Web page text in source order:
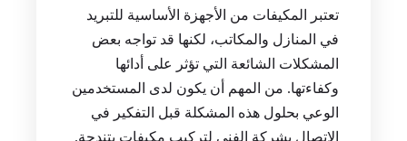
تعتبر المكيفات من الأجهزة الأساسية للتبريد
في المنازل والمكاتب، لكنها قد تواجه بعض
المشكلات الشائعة التي تؤثر على أدائها
وكفاءتها. من المهم أن يكون لدى المستخدمين
الوعي بحلول هذه المشكلة قبل التفكير في
الاتصال بشركة الفني لتركيب مكيفات بتندحة.